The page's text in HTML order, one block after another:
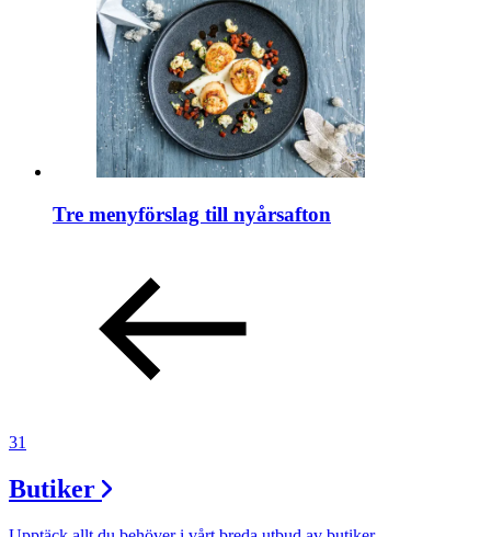
Tre menyförslag till nyårsafton
31
Butiker